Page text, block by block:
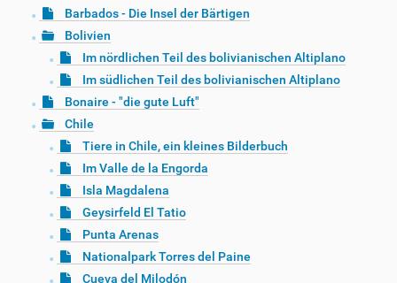
Barbados - Die Insel der Bärtigen
Bolivien
Im nördlichen Teil des bolivianischen Altiplano
Im südlichen Teil des bolivianischen Altiplano
Bonaire - "die gute Luft"
Chile
Tiere in Chile, ein kleines Bilderbuch
Im Valle de la Engorda
Isla Magdalena
Geysirfeld El Tatio
Punta Arenas
Nationalpark Torres del Paine
Cueva del Milodón